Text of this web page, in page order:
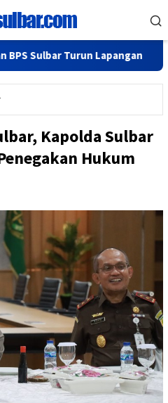
Turun Lapangan Hadiri
Kapolda Sulbar
Hukum